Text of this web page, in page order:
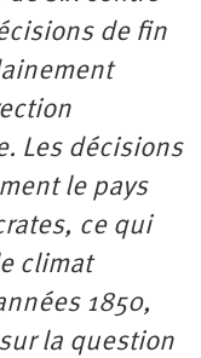
cisions de fin
Les décisions
le pays
ce qui
climat
ées 1850,
la question